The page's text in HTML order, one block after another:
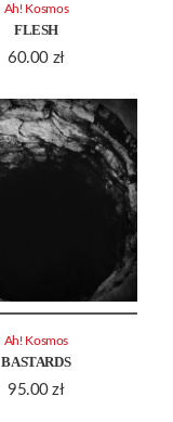
FLESH
60.00 zł
Ah! Kosmos
BASTARDS
95.00zł
Ah! Kosmos